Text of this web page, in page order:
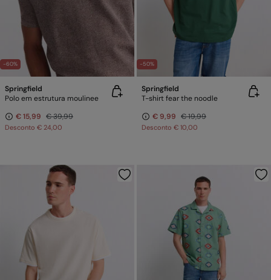
-60%
Springfield
Polo em estrutura moulinee
€ 15,99 € 39,99
Desconto € 24,00
-50%
Springfield
T-shirt fear the noodle
€ 9,99 € 19,99
Desconto € 10,00